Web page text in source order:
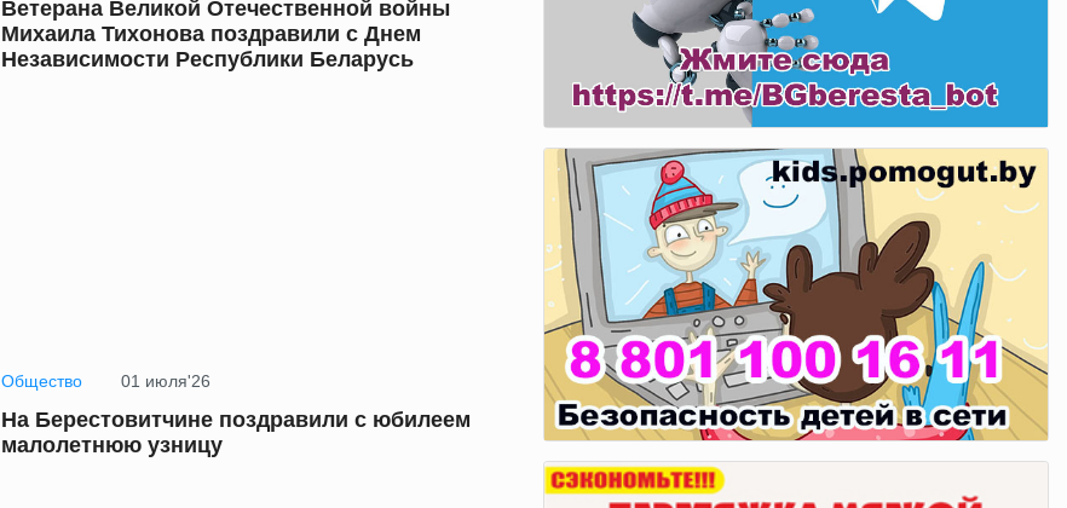
Ветерана Великой Отечественной войны
Михаила Тихонова поздравили с Днем
Независимости Республики Беларусь
Общество 01 июля'26
На Берестовитчине поздравили с юбилеем
малолетнюю узницу